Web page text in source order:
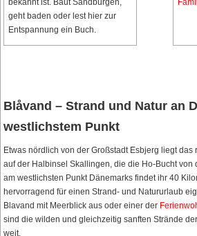
geht baden oder lest hier zur
Entspannung ein Buch.
Blåvand – Strand und Natur an
westlichstem Punkt
Etwas nördlich von der Großstadt Esbjerg liegt das
auf der Halbinsel Skallingen, die die Ho-Bucht von
am westlichsten Punkt Dänemarks findet ihr 40
hervorragend für einen Strand- und Natururlaub
Blavand mit Meerblick aus oder einer der
sind die wilden und gleichzeitig sanften Strände
weit.